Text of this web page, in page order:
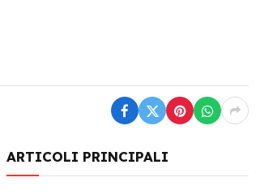
ARTICOLI PRINCIPALI